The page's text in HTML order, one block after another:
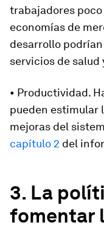
trabajadores
economías de
desarrollo
servicios de salud
• Productividad.
pueden estimular
mejoras del
capítulo 2 del
3. La
fomentar